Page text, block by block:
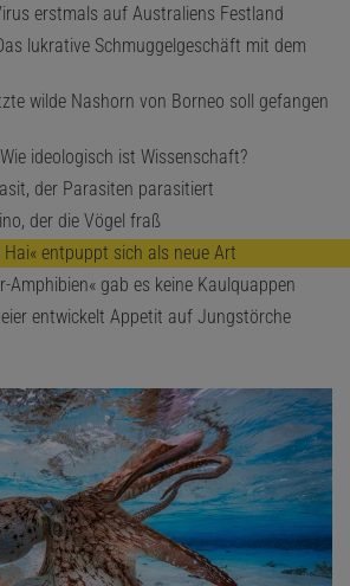
erstmals auf Australiens Festland
lukrative Schmuggelgeschäft mit dem
wilde Nashorn von Borneo soll gefangen
ideologisch ist Wissenschaft?
der Parasiten parasitiert
der die Vögel fraß
Hai« entpuppt sich als neue Art
Amphibien« gab es keine Kaulquappen
entwickelt Appetit auf Jungstörche